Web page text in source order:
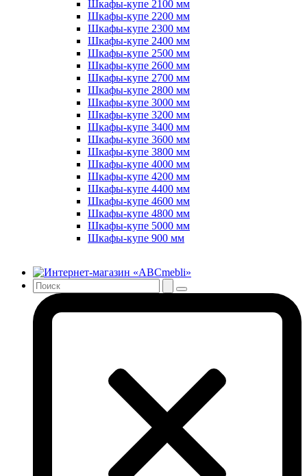
Шкафы-купе 2100 мм
Шкафы-купе 2200 мм
Шкафы-купе 2300 мм
Шкафы-купе 2400 мм
Шкафы-купе 2500 мм
Шкафы-купе 2600 мм
Шкафы-купе 2700 мм
Шкафы-купе 2800 мм
Шкафы-купе 3000 мм
Шкафы-купе 3200 мм
Шкафы-купе 3400 мм
Шкафы-купе 3600 мм
Шкафы-купе 3800 мм
Шкафы-купе 4000 мм
Шкафы-купе 4200 мм
Шкафы-купе 4400 мм
Шкафы-купе 4600 мм
Шкафы-купе 4800 мм
Шкафы-купе 5000 мм
Шкафы-купе 900 мм